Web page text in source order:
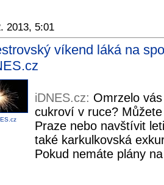
2013, 5:01
víkend láká na
iDNES.cz: Omrzelo
cukroví v ruce?
Praze nebo navštívit
také karkulkovská
Pokud nemáte plány